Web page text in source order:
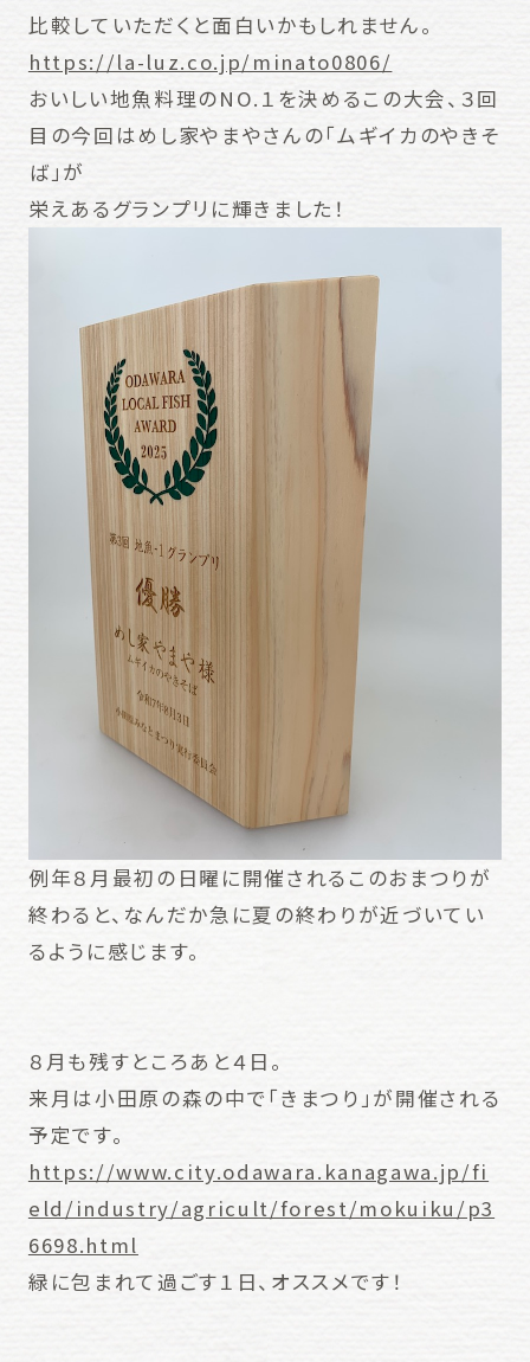
比較していただくと面白いかもしれません。
https://la-luz.co.jp/minato0806/
おいしい地魚料理のNO.１を決めるこの大会、３回
目の今回はめし家やまやさんの「ムギイカのやきそ
ば」が
栄えあるグランプリに輝きました！
例年８月最初の日曜に開催されるこのおまつりが
終わると、なんだか急に夏の終わりが近づいてい
るように感じます。
８月も残すところあと４日。
来月は小田原の森の中で「きまつり」が開催される
予定です。
https://www.city.odawara.kanagawa.jp/fi
eld/industry/agricult/forest/mokuiku/p3
6698.html
緑に包まれて過ごす１日、オススメです！